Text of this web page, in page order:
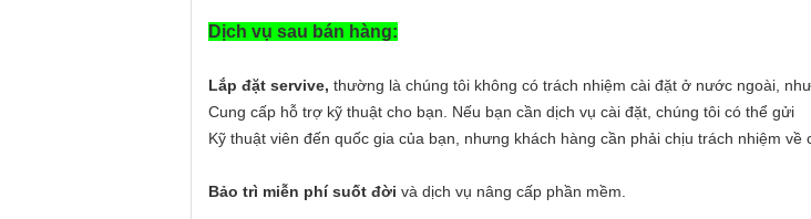
Dịch vụ sau bán hàng:
Lắp đặt servive, thường là chúng tôi không có trách nhiệm cài đặt ở nước ngoài,
Cung cấp hỗ trợ kỹ thuật cho bạn. Nếu bạn cần dịch vụ cài đặt, chúng tôi có thể gửi
Kỹ thuật viên đến quốc gia của bạn, nhưng khách hàng cần phải chịu trách nhiệm về
Bảo trì miễn phí suốt đời và dịch vụ nâng cấp phần mềm.